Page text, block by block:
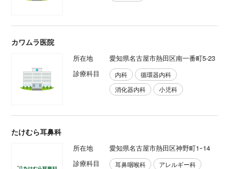
カワムラ医院
所在地
愛知県名古屋市熱田区南一番町5-23
診療科目
内科
循環器内科
消化器内科
小児科
たけむら耳鼻科
所在地
愛知県名古屋市熱田区神野町1ｰ14
診療科目
耳鼻咽喉科 アレルギー科